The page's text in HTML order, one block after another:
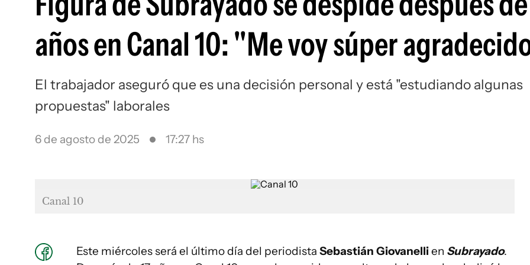
años en Canal 10: "Me voy súper
El trabajador aseguró que es una decisión personal y está "estudiando algunas
propuestas" laborales
6 de agosto de 2025 17:27 hs
Canal 10
Este miércoles será el último día del periodista Sebastián Giovanelli en Subrayado.